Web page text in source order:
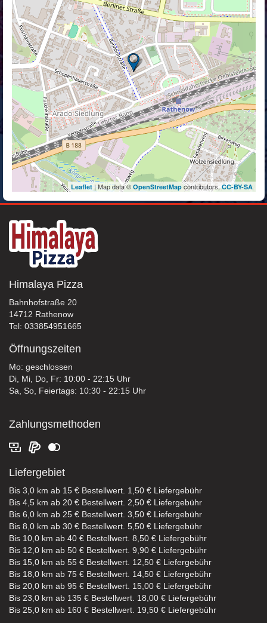
Leaflet| Map data © OpenStreetMapcontributors,CC-BY-SA
Himalaya Pizza
Bahnhofstraße 20
14712 Rathenow
Tel: 033854951665
Öffnungszeiten
Mo: geschlossen
Di, Mi, Do, Fr: 10:00 - 22:15 Uhr
Sa, So, Feiertags: 10:30 - 22:15 Uhr
Zahlungsmethoden
Liefergebiet
Bis 3,0 km ab 15 € Bestellwert. 1,50 € Liefergebühr
Bis 4,5 km ab 20 € Bestellwert. 2,50 € Liefergebühr
Bis 6,0 km ab 25 € Bestellwert. 3,50 € Liefergebühr
Bis 8,0 km ab 30 € Bestellwert. 5,50 € Liefergebühr
Bis 10,0 km ab 40 € Bestellwert. 8,50 € Liefergebühr
Bis 12,0 km ab 50 € Bestellwert. 9,90 € Liefergebühr
Bis 15,0 km ab 55 € Bestellwert. 12,50 € Liefergebühr
Bis 18,0 km ab 75 € Bestellwert. 14,50 € Liefergebühr
Bis 20,0 km ab 95 € Bestellwert. 15,00 € Liefergebühr
Bis 23,0 km ab 135 € Bestellwert. 18,00 € Liefergebühr
Bis 25,0 km ab 160 € Bestellwert. 19,50 € Liefergebühr